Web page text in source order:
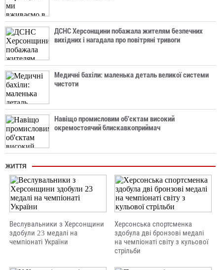
ДСНС Херсонщини побажала жителям безпечних
вихідних і нагадала про повітряні тривоги
Медичні бахіли: маленька деталь великої системи
чистоти
Навіщо промисловим об'єктам високий
окремостоячий блискавкоприймач
ЖИТТЯ
Веслувальники з Херсонщини
здобули 23 медалі на
чемпіонаті України
Херсонська спортсменка
здобула дві бронзові медалі
на чемпіонаті світу з кульової
стрільби